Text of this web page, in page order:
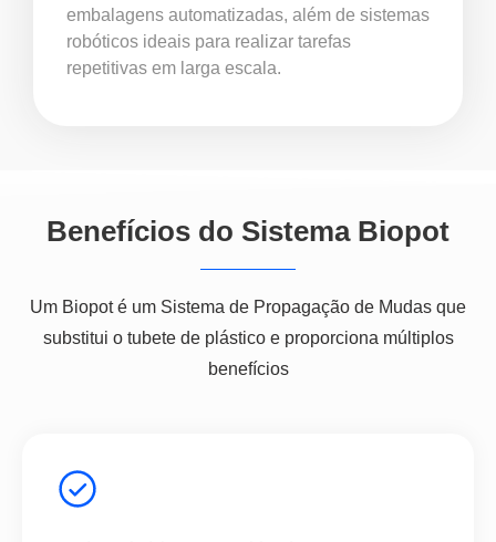
embalagens automatizadas, além de sistemas
robóticos ideais para realizar tarefas
repetitivas em larga escala.
Benefícios do Sistema Biopot
Um Biopoté um Sistema de Propagação de Mudas que
substitui o tubete de plástico e proporciona múltiplos
benefícios